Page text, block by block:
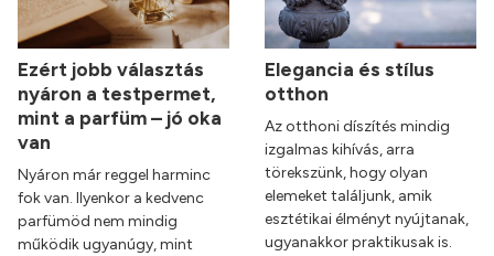
Ezért jobb választás
nyáron a testpermet,
mint a parfüm – jó oka
van
Nyáron már reggel harminc
fok van. Ilyenkor a kedvenc
parfümöd nem mindig
működik ugyanúgy, mint
Elegancia és stílus
otthon
Az otthoni díszítés mindig
izgalmas kihívás, arra
törekszünk, hogy olyan
elemeket találjunk, amik
esztétikai élményt nyújtanak,
ugyanakkor praktikusak is.